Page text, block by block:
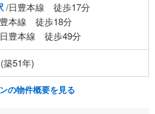
/日豊本線 徒歩17分
本線 徒歩18分
豊本線 徒歩49分
築51年)
の物件概要を見る